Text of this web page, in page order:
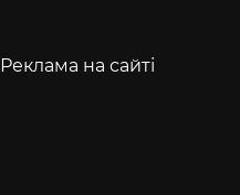
Реклама на сайті